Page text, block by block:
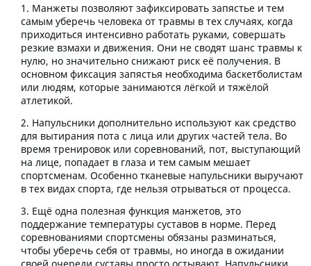
Манжеты позволяют зафиксировать запястье и тем
самым уберечь человека от травмы в тех случаях, когда
приходиться интенсивно работать руками, совершать
резкие взмахи и движения. Они не сводят шанс травмы к
нулю, но значительно снижают риск её получения. В
основном фиксация запястья необходима баскетболистам
или людям, которые занимаются лёгкой и тяжёлой
атлетикой.
Напульсники дополнительно используют как средство
для вытирания пота с лица или других частей тела. Во
время тренировок или соревнований, пот, выступающий
на лице, попадает в глаза и тем самым мешает
спортсменам. Особенно тканевые напульсники выручают
в тех видах спорта, где нельзя отрываться от процесса.
Ещё одна полезная функция манжетов, это
поддержание температуры суставов в норме. Перед
соревнованиями спортсмены обязаны разминаться,
чтобы уберечь себя от травмы, но иногда в ожидании